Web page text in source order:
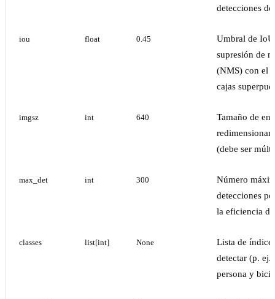
detecciones
iou float 0.45
Umbral de
supresión de
(NMS) con el
cajas
imgsz int 640
Tamaño de
redimensionar
(debe ser
max_det int 300
Número
detecciones
la eficiencia
classes list[int] None
Lista de
detectar (p.
persona y